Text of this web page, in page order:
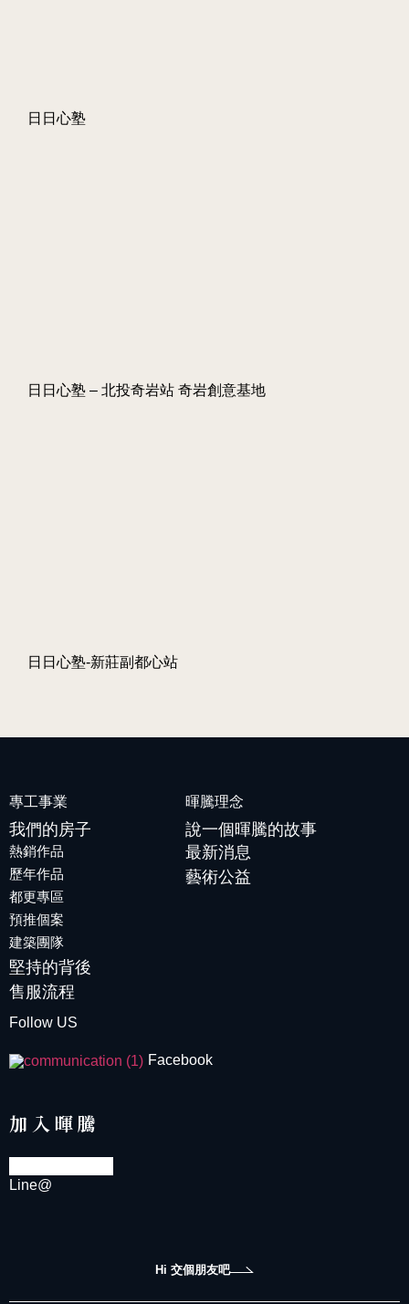
日日心塾
日日心塾 – 北投奇岩站 奇岩創意基地
日日心塾-新莊副都心站
專工事業
我們的房子
熱銷作品
歷年作品
都更專區
預推個案
建築團隊
堅持的背後
售服流程
暉騰理念
說一個暉騰的故事
最新消息
藝術公益
Follow US
Facebook
加入暉騰
Line@
Hi 交個朋友吧